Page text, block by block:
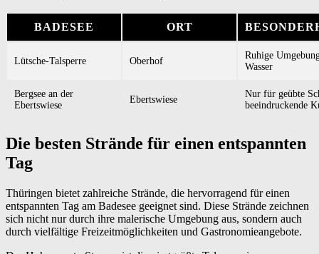
BADESEE ORT
Lütsche-Talsperre Oberhof
Ruhige
Wasser
Bergsee an der
Ebertswiese
Ebertswiese
Nur für geübte
beeindruckende
Die besten Strände für einen entspannten
Tag
Thüringen bietet zahlreiche Strände, die hervorragend für einen
entspannten Tag am Badesee geeignet sind. Diese Strände zeichnen
sich nicht nur durch ihre malerische Umgebung aus, sondern auch
durch vielfältige Freizeitmöglichkeiten und Gastronomieangebote.